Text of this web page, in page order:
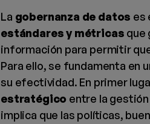
La gobernanza de datos es
estándares y métricas que
información para permitir
Para ello, se fundamenta en
su efectividad. En primer
estratégico entre la
implica que las políticas,